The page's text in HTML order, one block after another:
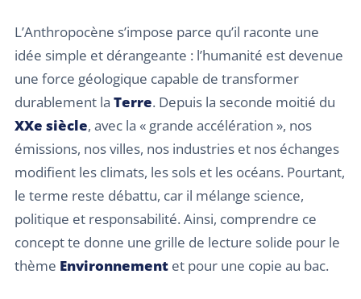
L’Anthropocène s’impose parce qu’il raconte une
idée simple et dérangeante : l’humanité est devenue
une force géologique capable de transformer
durablement la Terre. Depuis la seconde moitié du
XXe siècle, avec la « grande accélération », nos
émissions, nos villes, nos industries et nos échanges
modifient les climats, les sols et les océans. Pourtant,
le terme reste débattu, car il mélange science,
politique et responsabilité. Ainsi, comprendre ce
concept te donne une grille de lecture solide pour le
thème Environnement et pour une copie au bac.